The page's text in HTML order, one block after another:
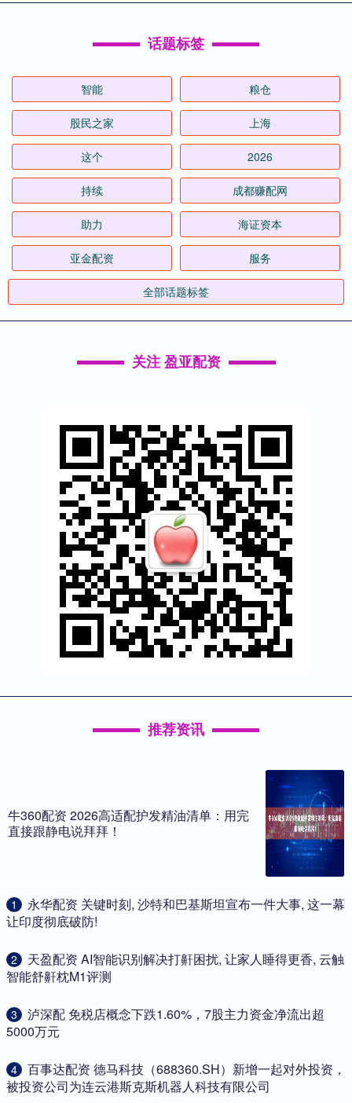
话题标签
智能 粮仓
股民之家 上海
这个 2026
持续 成都赚配网
助力 海证资本
亚金配资 服务
全部话题标签
关注 盈亚配资
推荐资讯
牛360配资 2026高适配护发精油清单：用完
直接跟静电说拜拜！
1
​永华配资 关键时刻, 沙特和巴基斯坦宣布一件大事, 这一幕
让印度彻底破防!
2
​天盈配资 AI智能识别解决打鼾困扰, 让家人睡得更香, 云触
智能舒鼾枕M1评测
3
​泸深配 免税店概念下跌1.60%，7股主力资金净流出超
5000万元
4
​百事达配资 德马科技（688360.SH）新增一起对外投资，
被投资公司为连云港斯克斯机器人科技有限公司